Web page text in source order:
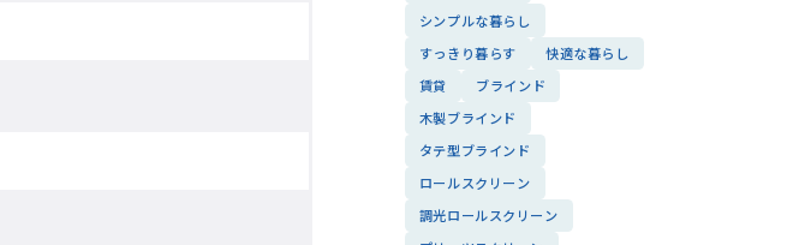
シンプルな暮らし
すっきり暮らす
快適な暮らし
賃貸
ブラインド
木製ブラインド
タテ型ブラインド
ロールスクリーン
調光ロールスクリーン